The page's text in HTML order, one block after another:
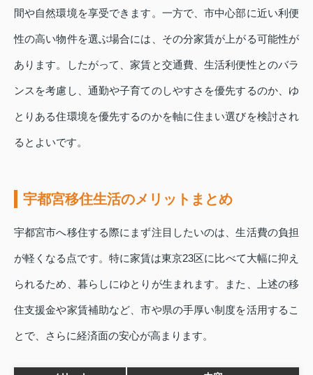
間や自然環境を享受できます。一方で、市中心部に近い利便
性の高い物件を選ぶ場合には、その分家賃が上がる可能性が
あります。したがって、家賃と交通費、生活利便性とのバラ
ンスを考慮し、通勤や子育てのしやすさを優先するのか、ゆ
とりある住環境を優先するのかを軸に住まい選びを検討され
るとよいです。
宇都宮移住生活のメリットまとめ
宇都宮市へ移住する際にまず注目したいのは、生活費の負担
が軽くなる点です。特に家賃は東京23区に比べて大幅に抑え
られるため、暮らしにゆとりが生まれます。また、上述の移
住支援金や家賃補助など、市や県の手厚い制度を活用するこ
とで、さらに経済面の安心が高まります。